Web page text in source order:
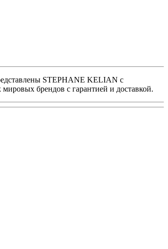
STEPHANE KELIAN с
брендов с гарантией и доставкой.